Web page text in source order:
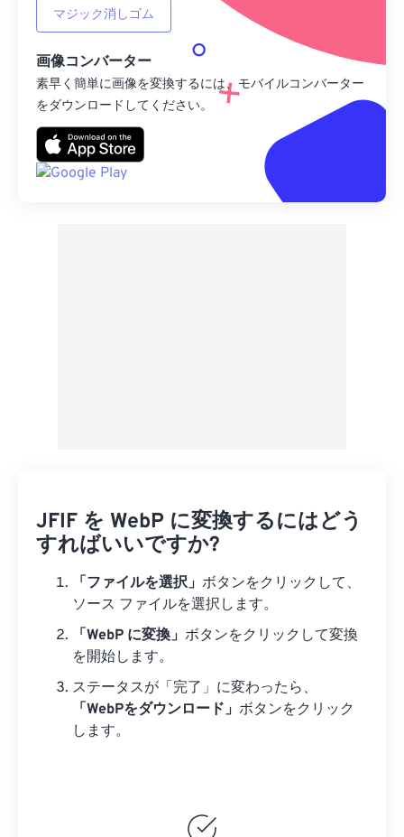
マジック消しゴム
画像コンバーター
素早く簡単に画像を変換するには、モバイルコンバーター
をダウンロードしてください。
JFIF を WebP に変換するにはどう
すればいいですか?
「ファイルを選択」 ボタンをクリックして、
ソース ファイルを選択します。
「WebP に変換」 ボタンをクリックして変換
を開始します。
ステータスが「完了」に変わったら、
「WebPをダウンロード」 ボタンをクリック
します。